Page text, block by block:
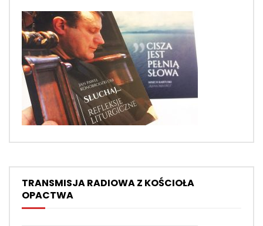
TRANSMISJA RADIOWA Z KOŚCIOŁA
OPACTWA